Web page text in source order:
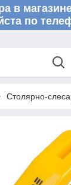
в
по
Столярно-